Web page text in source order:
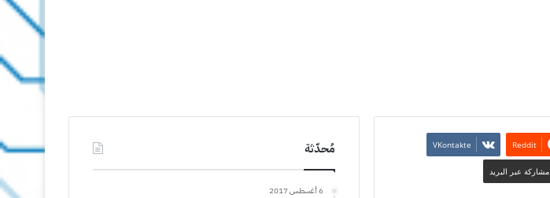
‏Reddit
مشاركة عبر البريد
مُحدّثة
6 أغسطس 2017